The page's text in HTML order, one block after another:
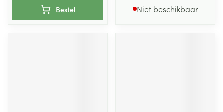
Bestel Niet beschikbaar